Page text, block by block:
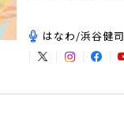
はなわ/浜谷健司